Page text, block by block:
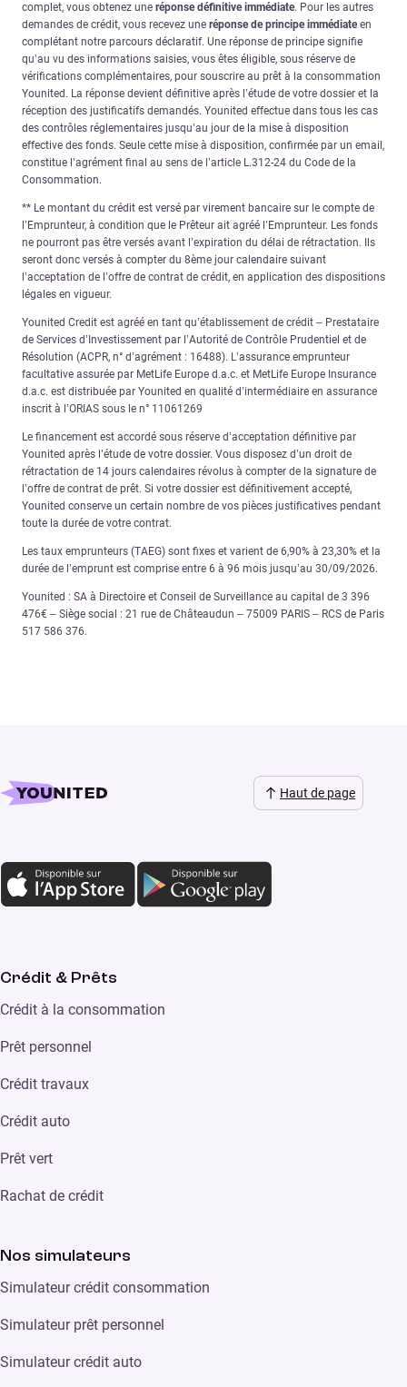
complet, vous obtenez une réponse définitive immédiate. Pour les autres
demandes de crédit, vous recevez une réponse de principe immédiateen
complétant notre parcours déclaratif. Une réponse de principe signifie
qu’au vu des informations saisies, vous êtes éligible, sous réserve de
vérifications complémentaires, pour souscrire au prêt à la consommation
Younited. La réponse devient définitive après l’étude de votre dossier et la
réception des justificatifs demandés. Younited effectue dans tous les cas
des contrôles réglementaires jusqu’au jour de la mise à disposition
effective des fonds. Seule cette mise à disposition, confirmée par un email,
constitue l’agrément final au sens de l’article L.312-24 du Code de la
Consommation.
** Le montant du crédit est versé par virement bancaire sur le compte de
l’Emprunteur, à condition que le Prêteur ait agréé l’Emprunteur. Les fonds
ne pourront pas être versés avant l’expiration du délai de rétractation. Ils
seront donc versés à compter du 8ème jour calendaire suivant
l’acceptation de l’offre de contrat de crédit, en application des dispositions
légales en vigueur.
Younited Credit est agréé en tant qu’établissement de crédit – Prestataire
de Services d’Investissement par l’Autorité de Contrôle Prudentiel et de
Résolution (ACPR, n° d’agrément : 16488). L’assurance emprunteur
facultative assurée par MetLife Europe d.a.c. et MetLife Europe Insurance
d.a.c. est distribuée par Younited en qualité d’intermédiaire en assurance
inscrit à l’ORIAS sous le n° 11061269
Le financement est accordé sous réserve d’acceptation définitive par
Younited après l’étude de votre dossier. Vous disposez d’un droit de
rétractation de 14 jours calendaires révolus à compter de la signature de
l’offre de contrat de prêt. Si votre dossier est définitivement accepté,
Younited conserve un certain nombre de vos pièces justificatives pendant
toute la durée de votre contrat.
Les taux emprunteurs (TAEG) sont fixes et varient de 6,90% à 23,30% et la
durée de l’emprunt est comprise entre 6 à 96 mois jusqu’au 30/09/2026.
Younited : SA à Directoire et Conseil de Surveillance au capital de 3 396
476€ – Siège social : 21 rue de Châteaudun – 75009 PARIS – RCS de Paris
517 586 376.
Haut de page
Crédit & Prêts
Crédit à la consommation
Prêt personnel
Crédit travaux
Crédit auto
Prêt vert
Rachat de crédit
Nos simulateurs
Simulateur crédit consommation
Simulateur prêt personnel
Simulateur crédit auto